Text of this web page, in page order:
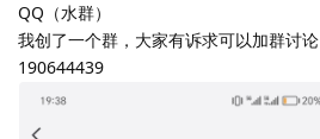
QQ（水群）
我创了一个群，大家有诉求可以加群讨论
190644439